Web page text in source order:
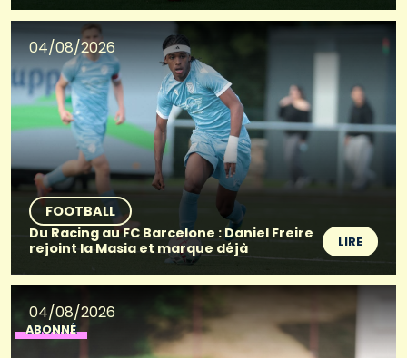
04/08/2026
FOOTBALL
Du Racing au FC Barcelone : Daniel Freire
rejoint la Masia et marque déjà
LIRE
04/08/2026
ABONNÉ